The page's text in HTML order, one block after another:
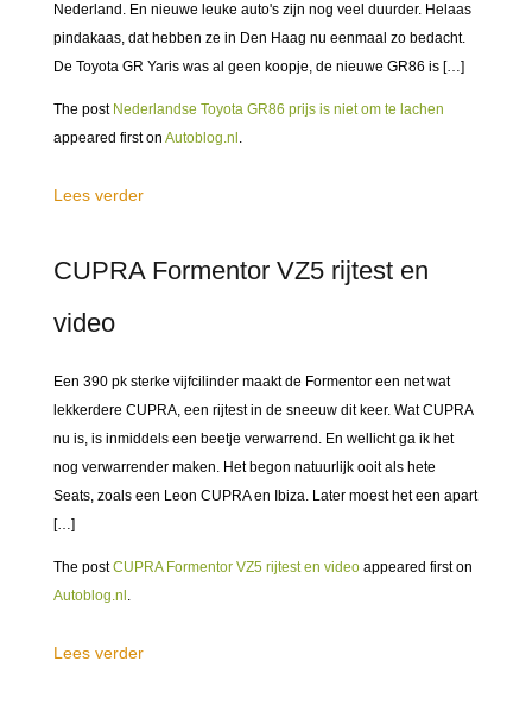
Nederland. En nieuwe leuke auto's zijn nog veel duurder. Helaas
pindakaas, dat hebben ze in Den Haag nu eenmaal zo bedacht.
De Toyota GR Yaris was al geen koopje, de nieuwe GR86 is […]
The post Nederlandse Toyota GR86 prijs is niet om te lachen
appeared first on Autoblog.nl .
Lees verder
CUPRA Formentor VZ5 rijtest en
video
Een 390 pk sterke vijfcilinder maakt de Formentor een net wat
lekkerdere CUPRA, een rijtest in de sneeuw dit keer. Wat CUPRA
nu is, is inmiddels een beetje verwarrend. En wellicht ga ik het
nog verwarrender maken. Het begon natuurlijk ooit als hete
Seats, zoals een Leon CUPRA en Ibiza. Later moest het een apart
[…]
The postCUPRA Formentor VZ5 rijtest en video appeared first on
Autoblog.nl .
Lees verder